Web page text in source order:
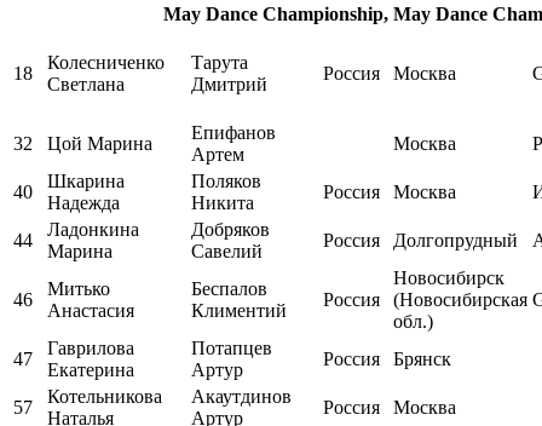
May Dance Championship, May Dance
18
Колесниченко
Светлана
Тарута
Дмитрий
Россия Москва
32 Цой Марина
Епифанов
Артем
Москва
40
Шкарина
Надежда
Поляков
Никита
Россия Москва
44
Ладонкина
Марина
Добряков
Савелий
Россия Долгопрудный
46
Митько
Анастасия
Беспалов
Климентий
Россия
Новосибирск
(Новосибирская
обл.)
47
Гаврилова
Екатерина
Потапцев
Артур
Россия Брянск
57
Котельникова
Наталья
Акаутдинов
Артур
Россия Москва